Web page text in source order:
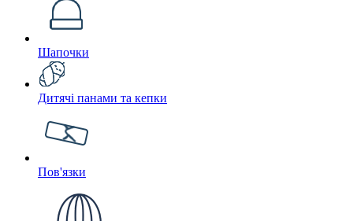
Шапочки
Дитячі панами та кепки
Пов'язки